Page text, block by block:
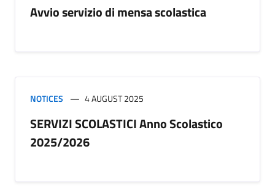
Avvio servizio di mensa scolastica
NOTICES 4 AUGUST 2025
SERVIZI SCOLASTICI Anno Scolastico
2025/2026